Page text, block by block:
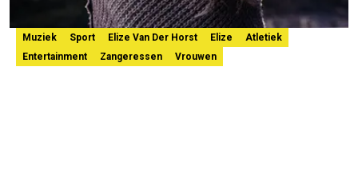
Muziek Sport Elize Van Der Horst Elize
Atletiek
Entertainment
Zangeressen Vrouwen